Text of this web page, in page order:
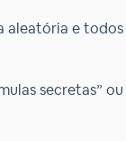
aleatória e
secretas”